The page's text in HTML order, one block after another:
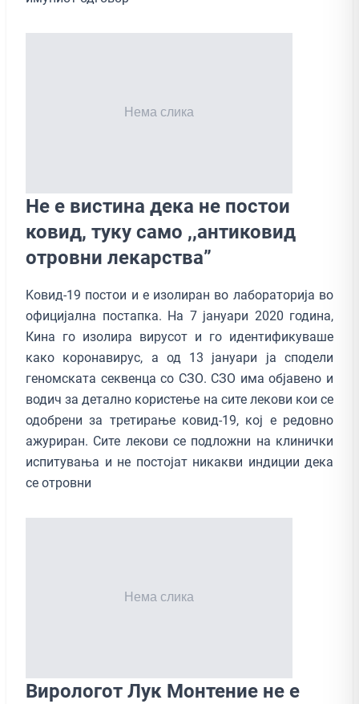
Не е вистина дека не постои
ковид, туку само ,,антиковид
отровни лекарства”
Kовид-19 постои и е изолиран во лабораторија во
официјална постапка. На 7 јануари 2020 година,
Кина го изолира вирусот и го идентификуваше
како коронавирус, а од 13 јануари ја сподели
геномската секвенца со СЗО. СЗО има објавено и
водич за детално користење на сите лекови кои се
одобрени за третирање ковид-19, кој е редовно
ажуриран. Сите лекови се подложни на клинички
испитувања и не постојат никакви индиции дека
се отровни
Вирологот Лук Монтение не е